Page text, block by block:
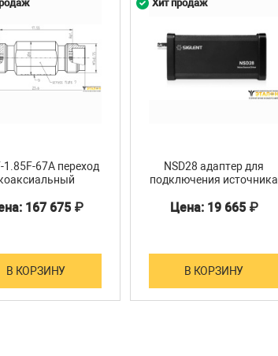
1.85F-67A переход
167 675 ₽
В КОРЗИНУ
NSD28 адаптер для
подключения источника
Цена: 19 665 ₽
В КОРЗИНУ
Хит продаж